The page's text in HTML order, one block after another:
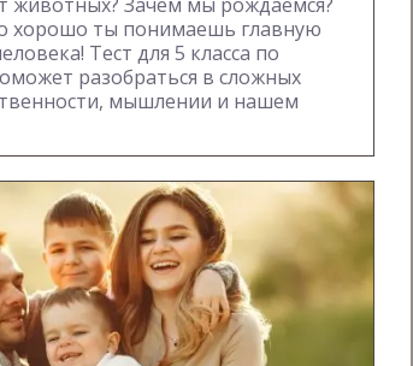
хорошо ты понимаешь главную
Тест для 5 класса по
разобраться в сложных
мышлении и нашем